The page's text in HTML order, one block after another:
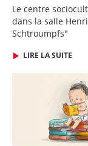
Le centre
dans la salle
Schtroumpfs"
LIRE LA SUITE